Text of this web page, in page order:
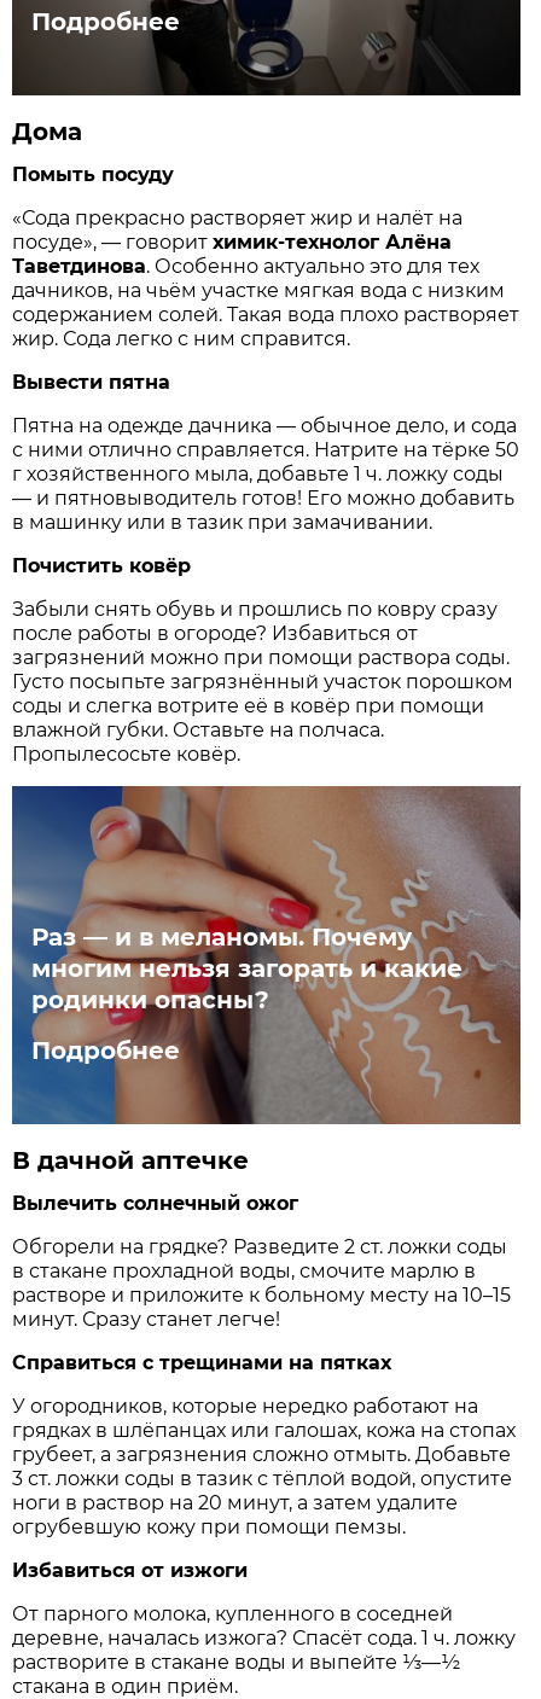
Подробнее
Дома
Помыть посуду
«Сода прекрасно растворяет жир и налёт на
посуде», — говоритхимик-технолог Алёна
Таветдинова. Особенно актуально это для тех
дачников, на чьём участке мягкая вода с низким
содержанием солей. Такая вода плохо растворяет
жир. Сода легко с ним справится.
Вывести пятна
Пятна на одежде дачника — обычное дело, и сода
с ними отлично справляется. Натрите на тёрке 50
г хозяйственного мыла, добавьте 1 ч. ложку соды
— и пятновыводитель готов! Его можно добавить
в машинку или в тазик при замачивании.
Почистить ковёр
Забыли снять обувь и прошлись по ковру сразу
после работы в огороде? Избавиться от
загрязнений можно при помощи раствора соды.
Густо посыпьте загрязнённый участок порошком
соды и слегка вотрите её в ковёр при помощи
влажной губки. Оставьте на полчаса.
Пропылесосьте ковёр.
Раз — и в меланомы. Почему
многим нельзя загорать и какие
родинки опасны?
Подробнее
В дачной аптечке
Вылечить солнечный ожог
Обгорели на грядке? Разведите 2 ст. ложки соды
в стакане прохладной воды, смочите марлю в
растворе и приложите к больному месту на 10–15
минут. Сразу станет легче!
Справиться с трещинами на пятках
У огородников, которые нередко работают на
грядках в шлёпанцах или галошах, кожа на стопах
грубеет, а загрязнения сложно отмыть. Добавьте
3 ст. ложки соды в тазик с тёплой водой, опустите
ноги в раствор на 20 минут, а затем удалите
огрубевшую кожу при помощи пемзы.
Избавиться от изжоги
От парного молока, купленного в соседней
деревне, началась изжога? Спасёт сода. 1 ч. ложку
растворите в стакане воды и выпейте ⅓—½
стакана в один приём.